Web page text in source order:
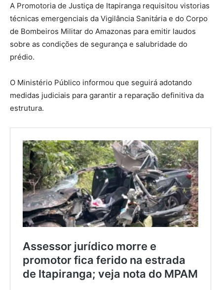
A Promotoria de Justiça de Itapiranga requisitou vistorias
técnicas emergenciais da Vigilância Sanitária e do Corpo
de Bombeiros Militar do Amazonas para emitir laudos
sobre as condições de segurança e salubridade do
prédio.
O Ministério Público informou que seguirá adotando
medidas judiciais para garantir a reparação definitiva da
estrutura.